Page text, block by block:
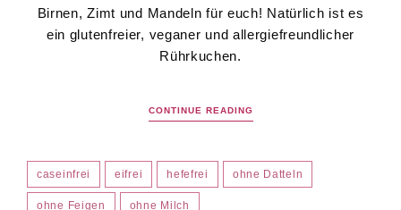
Birnen, Zimt und Mandeln für euch! Natürlich ist es
ein glutenfreier, veganer und allergiefreundlicher
Rührkuchen.
CONTINUE READING
caseinfrei eifrei hefefrei ohne Datteln
ohne Feigen ohne Milch